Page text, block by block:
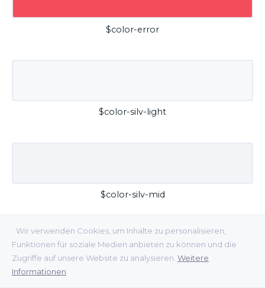
Wir verwenden Cookies, um Inhalte zu personalisieren,
Funktionen für soziale Medien anbieten zu können und die
Zugriffe auf unsere Website zu analysieren. Weitere
Informationen
$color-error
$color-silv-light
$color-silv-mid